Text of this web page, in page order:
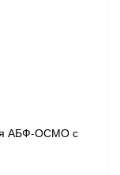
АБФ-ОСМО с